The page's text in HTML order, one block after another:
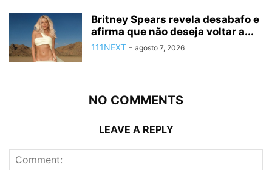
Britney Spears revela desabafo e
afirma que não deseja voltar a...
111NEXT - agosto 7, 2026
NO COMMENTS
LEAVE A REPLY